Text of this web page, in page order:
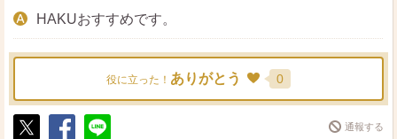
HAKUおすすめです。
役に立った！ ありがとう 0
通報する